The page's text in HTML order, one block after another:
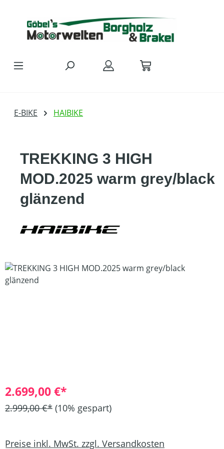
E-BIKE HAIBIKE
TREKKING 3 HIGH
MOD.2025 warm grey/black
glänzend
Bildergalerie überspringen
2.699,00 €*
2.999,00 €* (10% gespart)
Preise inkl. MwSt. zzgl. Versandkosten